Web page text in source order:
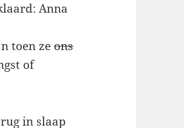
Anna
toen zeons
of
in slaap